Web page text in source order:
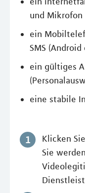
und Mikrofon
ein
SMS (Android
ein gültiges
eine stabile
Klicken
Sie